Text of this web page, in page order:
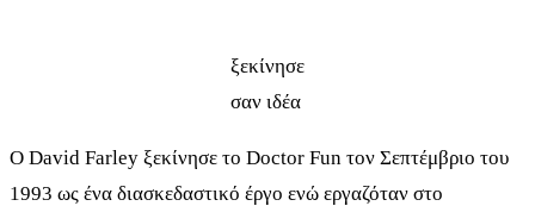
ξεκίνησε
σαν ιδέα
Ο David Farley ξεκίνησε το Doctor Fun τον Σεπτέμβριο του
1993 ως ένα διασκεδαστικό έργο ενώ εργαζόταν στο